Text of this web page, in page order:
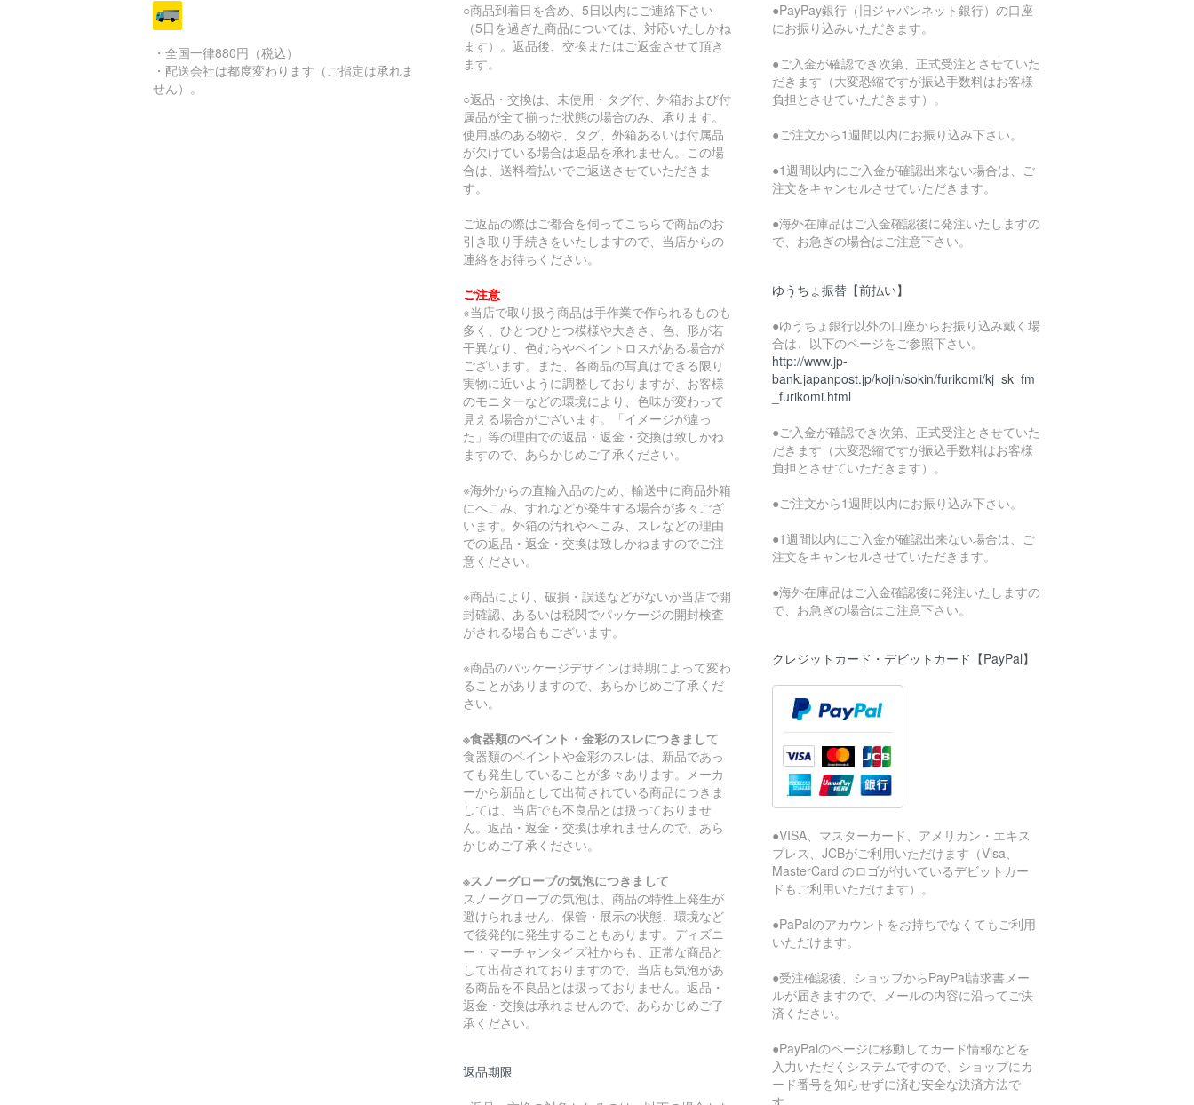
・全国一律880円（税込）
・配送会社は都度変わります（ご指定は承れま
せん）。
○商品到着日を含め、5日以内にご連絡下さい
（5日を過ぎた商品については、対応いたしかね
ます）。返品後、交換またはご返金させて頂き
ます。
○返品・交換は、未使用・タグ付、外箱および付
属品が全て揃った状態の場合のみ、承ります。
使用感のある物や、タグ、外箱あるいは付属品
が欠けている場合は返品を承れません。この場
合は、送料着払いでご返送させていただきま
す。
ご返品の際はご都合を伺ってこちらで商品のお
引き取り手続きをいたしますので、当店からの
連絡をお待ちください。
ご注意
※当店で取り扱う商品は手作業で作られるものも
多く、ひとつひとつ模様や大きさ、色、形が若
干異なり、色むらやペイントロスがある場合が
ございます。また、各商品の写真はできる限り
実物に近いように調整しておりますが、お客様
のモニターなどの環境により、色味が変わって
見える場合がございます。「イメージが違っ
た」等の理由での返品・返金・交換は致しかね
ますので、あらかじめご了承ください。
※海外からの直輸入品のため、輸送中に商品外箱
にへこみ、すれなどが発生する場合が多々ござ
います。外箱の汚れやへこみ、スレなどの理由
での返品・返金・交換は致しかねますのでご注
意ください。
※商品により、破損・誤送などがないか当店で開
封確認、あるいは税関でパッケージの開封検査
がされる場合もございます。
※商品のパッケージデザインは時期によって変わ
ることがありますので、あらかじめご了承くだ
さい。
※食器類のペイント・金彩のスレにつきまして
食器類のペイントや金彩のスレは、新品であっ
ても発生していることが多々あります。メーカ
ーから新品として出荷されている商品につきま
しては、当店でも不良品とは扱っておりませ
ん。返品・返金・交換は承れませんので、あら
かじめご了承ください。
※スノーグローブの気泡につきまして
スノーグローブの気泡は、商品の特性上発生が
避けられません、保管・展示の状態、環境など
で後発的に発生することもあります。ディズニ
ー・マーチャンタイズ社からも、正常な商品と
して出荷されておりますので、当店も気泡があ
る商品を不良品とは扱っておりません。返品・
返金・交換は承れませんので、あらかじめご了
承ください。
返品期限
●PayPay銀行（旧ジャパンネット銀行）の口座
にお振り込みいただきます。
●ご入金が確認でき次第、正式受注とさせていた
だきます（大変恐縮ですが振込手数料はお客様
負担とさせていただきます）。
●ご注文から1週間以内にお振り込み下さい。
●1週間以内にご入金が確認出来ない場合は、ご
注文をキャンセルさせていただきます。
●海外在庫品はご入金確認後に発注いたしますの
で、お急ぎの場合はご注意下さい。
ゆうちょ振替【前払い】
●ゆうちょ銀行以外の口座からお振り込み戴く場
合は、以下のページをご参照下さい。
http://www.jp-
bank.japanpost.jp/kojin/sokin/furikomi/kj_sk_fm
_furikomi.html
●ご入金が確認でき次第、正式受注とさせていた
だきます（大変恐縮ですが振込手数料はお客様
負担とさせていただきます）。
●ご注文から1週間以内にお振り込み下さい。
●1週間以内にご入金が確認出来ない場合は、ご
注文をキャンセルさせていただきます。
●海外在庫品はご入金確認後に発注いたしますの
で、お急ぎの場合はご注意下さい。
クレジットカード・デビットカード【PayPal】
●VISA、マスターカード、アメリカン・エキス
プレス、JCBがご利用いただけます（Visa、
MasterCard のロゴが付いているデビットカー
ドもご利用いただけます）。
●PaPalのアカウントをお持ちでなくてもご利用
いただけます。
●受注確認後、ショップからPayPal請求書メー
ルが届きますので、メールの内容に沿ってご決
済ください。
●PayPalのページに移動してカード情報などを
入力いただくシステムですので、ショップにカ
ード番号を知らせずに済む安全な決済方法で
す。